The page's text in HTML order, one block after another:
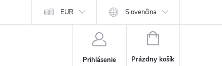
EUR Slovenčina
Prihlásenie
NÁKUPNÝ
Prázdny košík